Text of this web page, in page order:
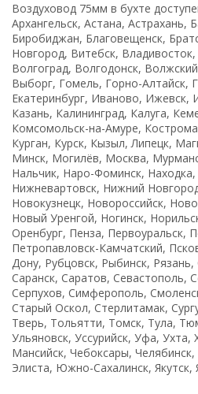
Воздуховод 75мм в бухте
Архангельск, Астана, Астрахань,
Биробиджан, Благовещенск,
Новгород, Витебск,
Волгоград, Волгодонск,
Выборг, Гомель, Горно-Алтайск,
Екатеринбург, Иваново, Ижевск,
Казань, Калининград, Калуга,
Комсомольск-на-Амуре,
Курган, Курск, Кызыл, Липецк,
Минск, Могилёв, Москва,
Нальчик, Наро-Фоминск,
Нижневартовск, Нижний
Новокузнецк, Новороссийск,
Новый Уренгой, Ногинск,
Оренбург, Пенза, Первоуральск,
Петропавловск-Камчатский,
Дону, Рубцовск, Рыбинск,
Саранск, Саратов, Севастополь,
Серпухов, Симферополь,
Старый Оскол, Стерлитамак,
Тверь, Тольятти, Томск, Тула,
Ульяновск, Уссурийск, Уфа, Ухта,
Мансийск, Чебоксары,
Элиста, Южно-Сахалинск, Якутск,